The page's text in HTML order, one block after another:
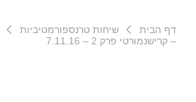
דף הבית שיחות טרנספורמטיביות
– קרישנמורטי פרק 2 – 7.11.16